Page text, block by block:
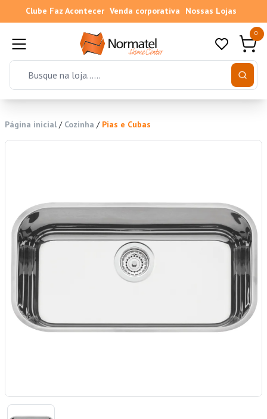
Clube Faz Acontecer Venda corporativa Nossas Lojas
0
Página inicial / Cozinha / Pias e Cubas